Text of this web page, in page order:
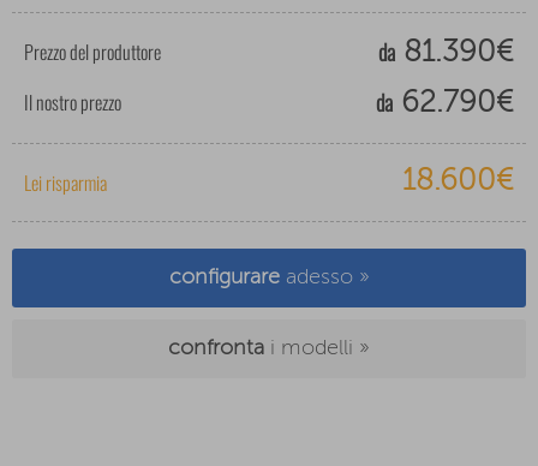
Prezzo del produttore da 81.390€
Il nostro prezzo da 62.790€
Lei risparmia 18.600€
configurareadesso »
confronta i modelli »